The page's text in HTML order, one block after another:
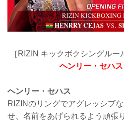
［RIZIN キックボクシングルー
ヘンリー・セハス
ヘンリー・セハス
RIZINのリングでアグレッシブ
せ、名前をあげられるよう頑張